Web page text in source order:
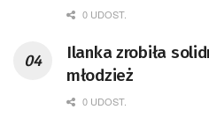
0 UDOST.
Ilanka zrobiła
młodzież
0 UDOST.